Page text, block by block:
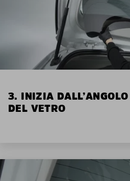
3. INIZIA
DEL VETRO